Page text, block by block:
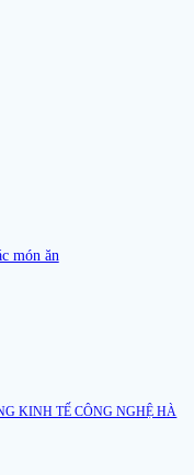
món ăn
KINH TẾ CÔNG NGHỆ HÀ